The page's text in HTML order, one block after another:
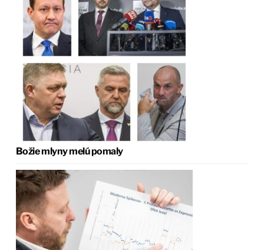
Božie mlyny melú pomaly